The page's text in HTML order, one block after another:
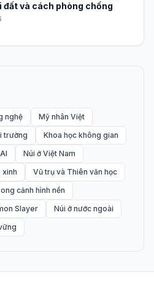
đất và cách phòng chống
nghệ
Mỹ nhân Việt
trường
Khoa học không gian
AI
Núi ở Việt Nam
xinh
Vũ trụ và Thiên văn học
cảnh hình nền
Slayer
Núi ở nước ngoài